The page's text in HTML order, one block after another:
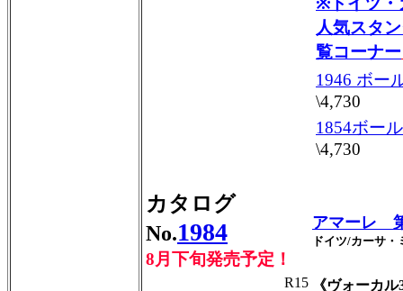
人気スタ
覧コーナー
1946 ボー
\4,730
1854ボー
\4,730
カタログ
No.1984
8月下旬発売予定！
アマーレ
ドイツ/カーサ
R15
《ヴォーカ